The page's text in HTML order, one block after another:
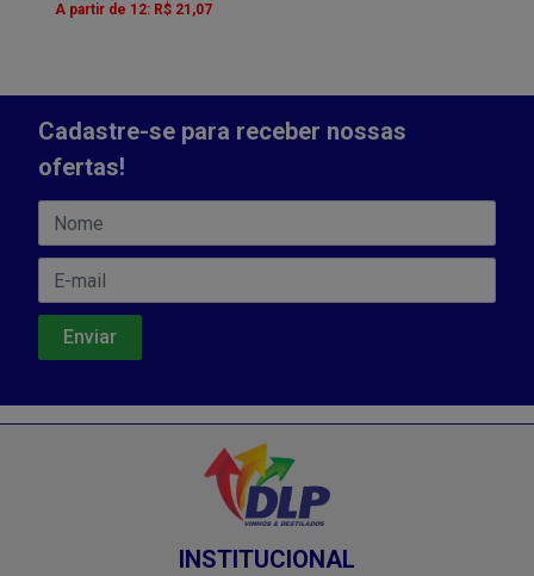
A partir de 12: R$ 21,07
Cadastre-se para receber nossas
ofertas!
INSTITUCIONAL